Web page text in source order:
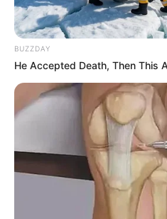
BUZZDAY
He Accepted Death, Then This